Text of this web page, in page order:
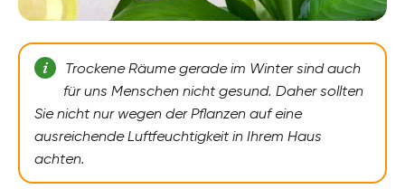
Trockene Räume gerade im Winter sind auch
für uns Menschen nicht gesund. Daher sollten
Sie nicht nur wegen der Pflanzen auf eine
ausreichende Luftfeuchtigkeit in Ihrem Haus
achten.